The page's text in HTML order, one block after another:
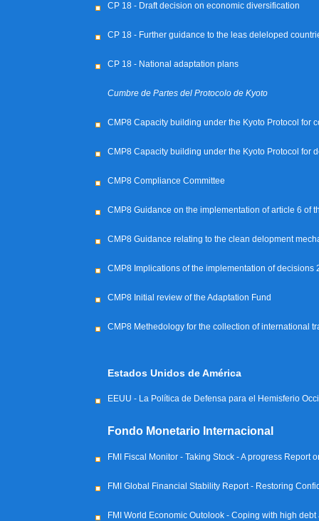
CP 18 - Draft decision on economic diversification
CP 18 - Further guidance to the leas deleloped
CP 18 - National adaptation plans
Cumbre de Partes del Protocolo de Kyoto
CMP8 Capacity building under the Kyoto Protocol for
CMP8 Capacity building under the Kyoto Protocol for
CMP8 Compliance Committee
CMP8 Guidance on the implementation of article 6 of
CMP8 Guidance relating to the clean delopment
CMP8 Implications of the implementation of decisions
CMP8 Initial review of the Adaptation Fund
CMP8 Methedology for the collection of international
Estados Unidos de América
EEUU - La Política de Defensa para el Hemisferio
Fondo Monetario Internacional
FMI Fiscal Monitor - Taking Stock - A progress Report
FMI Global Financial Stability Report - Restoring
FMI World Economic Outolook - Coping with high